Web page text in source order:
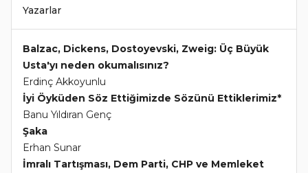
Yazarlar
Balzac, Dickens, Dostoyevski, Zweig: Üç Büyük
Usta'yı neden okumalısınız?
Erdinç Akkoyunlu
İyi Öyküden Söz Ettiğimizde Sözünü Ettiklerimiz*
Banu Yıldıran Genç
Şaka
Erhan Sunar
İmralı Tartışması, Dem Parti, CHP ve Memleket